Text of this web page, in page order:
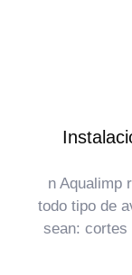
n Aqualimp
todo tipo de
sean: cortes